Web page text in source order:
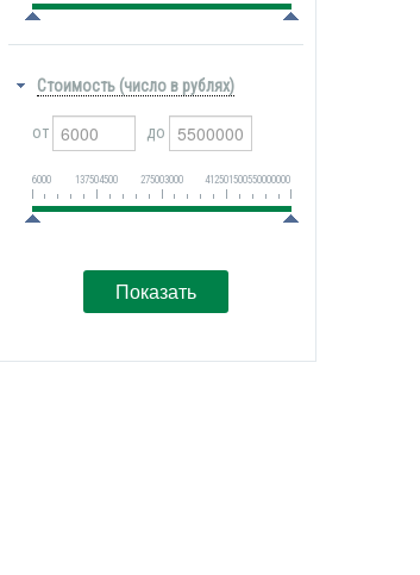
Стоимость (число в рублях)
от до
6000 137504500 275003000 412501500550000000